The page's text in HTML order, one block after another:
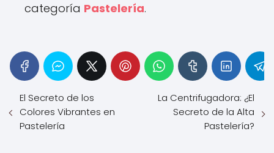
categoría Pastelería.
El Secreto de los
Colores Vibrantes en
Pastelería
La Centrifugadora: ¿El
Secreto de la Alta
Pastelería?